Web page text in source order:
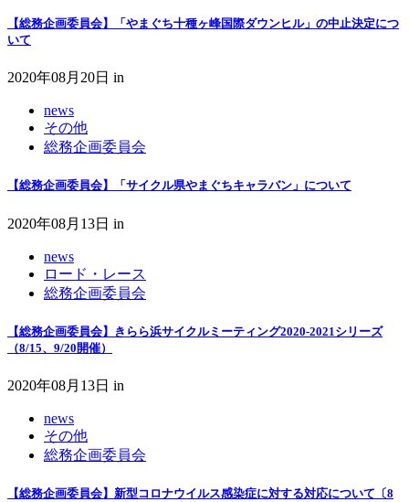
【総務企画委員会】「やまぐち十種ヶ峰国際ダウンヒル」の中止決定につ
いて
2020年08月20日 in
news
その他
総務企画委員会
【総務企画委員会】「サイクル県やまぐちキャラバン」について
2020年08月13日 in
news
ロード・レース
総務企画委員会
【総務企画委員会】きらら浜サイクルミーティング2020-2021シリーズ
（8/15、9/20開催）
2020年08月13日 in
news
その他
総務企画委員会
【総務企画委員会】新型コロナウイルス感染症に対する対応について〔8